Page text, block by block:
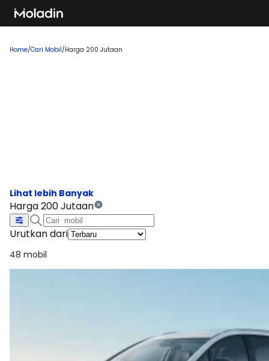
Home/Cari Mobil/Harga 200 Jutaan
Harga 200 Jutaan
Urutkan dari
48 mobil